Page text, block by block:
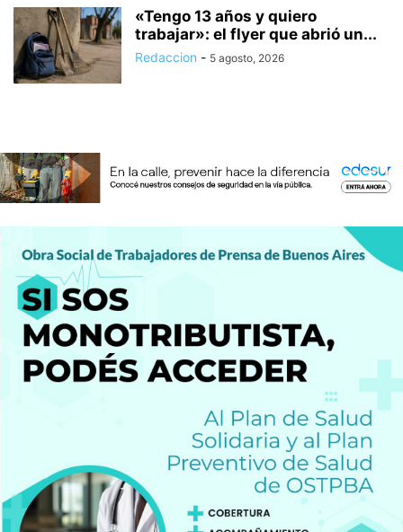
«Tengo 13 años y quiero
trabajar»: el flyer que abrió un...
Redaccion - 5 agosto, 2026